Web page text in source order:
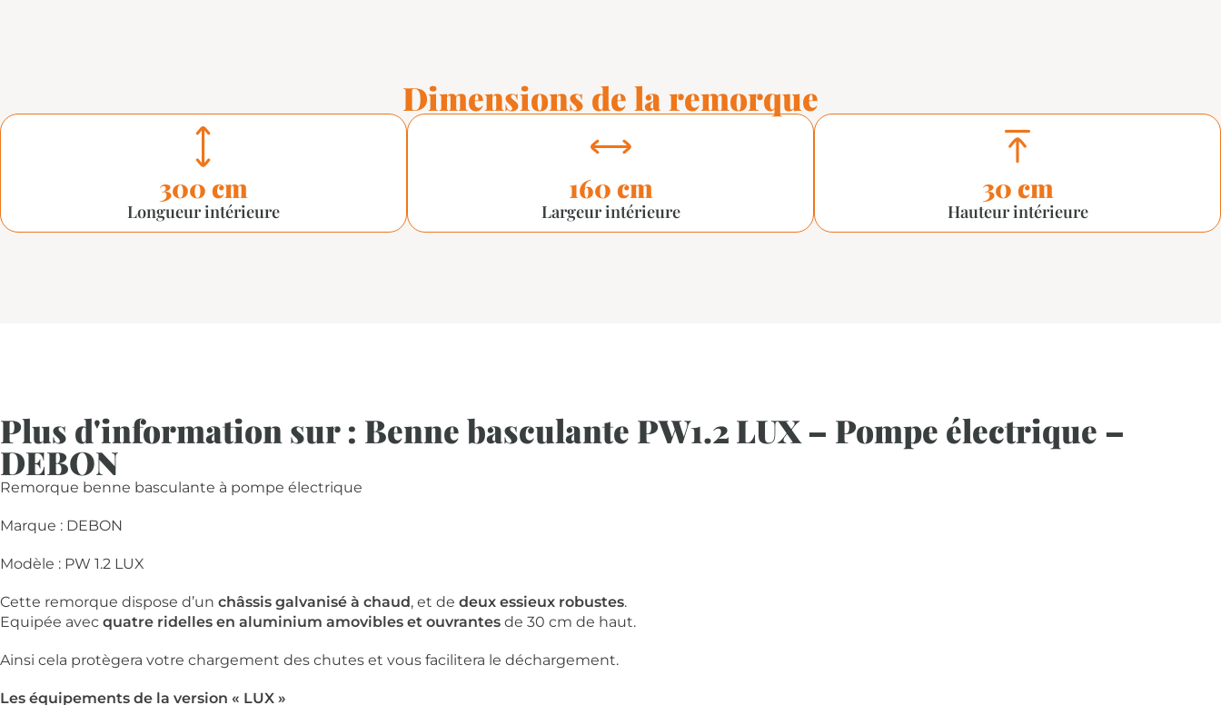
Dimensions de la remorque
300 cm
Longueur intérieure
160 cm
Largeur intérieure
30 cm
Hauteur intérieure
Plus d'information sur : Benne basculante PW1.2 LUX – Pompe électrique –
DEBON
Remorque benne basculante à pompe électrique
Marque : DEBON
Modèle : PW 1.2 LUX
Cette remorque dispose d’un châssis galvanisé à chaud, et de deux essieux robustes.
Equipée avec quatre ridelles en aluminium amovibles et ouvrantes de 30 cm de haut.
Ainsi cela protègera votre chargement des chutes et vous facilitera le déchargement.
Les équipements de la version « LUX »